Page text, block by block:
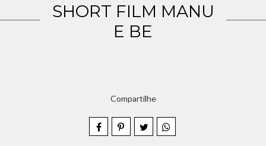
SHORT FILM MANU
E BE
Compartilhe